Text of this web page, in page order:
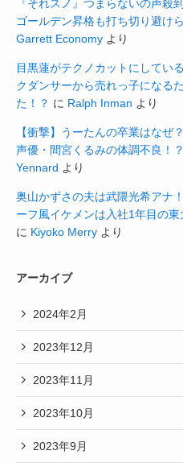
『それスノ』つまらないの声殺
ゴールデン昇格も打ち切り避け
Garrett Economy より
目黒蓮がテクノカットにしてい
クダンサーから売れっ子になる
た！？ に Ralph Inman より
【衝撃】うーたんの卒業はなぜ
声優・間宮くるみの体調不良！？
Yennard より
奥山かずさの夫は武隈光希アナ
ーフ風イケメンは入社1年目の東
に Kiyoko Merry より
アーカイブ
2024年2月
2023年12月
2023年11月
2023年10月
2023年9月